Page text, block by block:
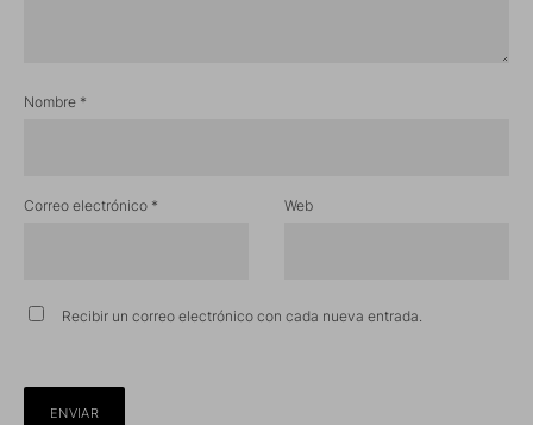
Nombre *
Correo electrónico * Web
Recibir un correo electrónico con cada nueva entrada.